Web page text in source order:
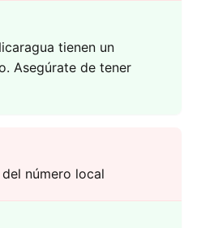
tienen un
Asegúrate de tener
número local